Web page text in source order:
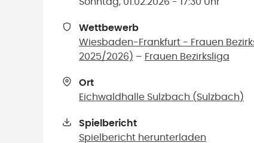
Wettbewerb
Wiesbaden-Frankfurt - Frauen
2025/2026) – Frauen Bezirksliga
Ort
Eichwaldhalle Sulzbach ( Sulzbach )
Spielbericht
Spielbericht herunterladen